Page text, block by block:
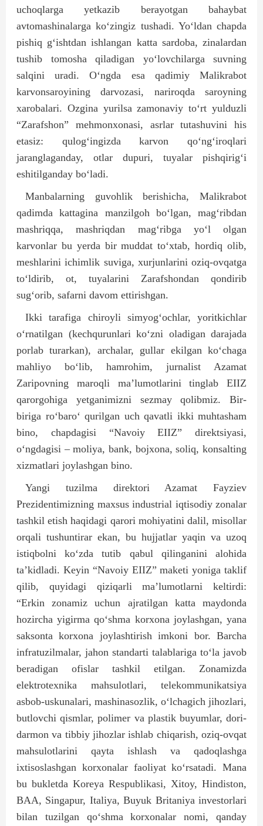
uchoqlarga yetkazib berayotgan bahaybat
avtomashinalarga ko‘zingiz tushadi. Yo‘ldan chapda
pishiq g‘ishtdan ishlangan katta sardoba, zinalardan
tushib tomosha qiladigan yo‘lovchilarga suvning
salqini uradi. O‘ngda esa qadimiy Malikrabot
karvonsaroyining darvozasi, nariroqda saroyning
xarobalari. Ozgina yurilsa zamonaviy to‘rt yulduzli
“Zarafshon” mehmonxonasi, asrlar tutashuvini his
etasiz: qulog‘ingizda karvon qo‘ng‘iroqlari
jaranglaganday, otlar dupuri, tuyalar pishqirig‘i
eshitilganday bo‘ladi.
Manbalarning guvohlik berishicha, Malikrabot
qadimda kattagina manzilgoh bo‘lgan, mag‘ribdan
mashriqqa, mashriqdan mag‘ribga yo‘l olgan
karvonlar bu yerda bir muddat to‘xtab, hordiq olib,
meshlarini ichimlik suviga, xurjunlarini oziq-ovqatga
to‘ldirib, ot, tuyalarini Zarafshondan qondirib
sug‘orib, safarni davom ettirishgan.
Ikki tarafiga chiroyli simyog‘ochlar, yoritkichlar
o‘rnatilgan (kechqurunlari ko‘zni oladigan darajada
porlab turarkan), archalar, gullar ekilgan ko‘chaga
mahliyo bo‘lib, hamrohim, jurnalist Azamat
Zaripovning maroqli ma’lumotlarini tinglab EIIZ
qarorgohiga yetganimizni sezmay qolibmiz. Bir-
biriga ro‘baro‘ qurilgan uch qavatli ikki muhtasham
bino, chapdagisi “Navoiy EIIZ” direktsiyasi,
o‘ngdagisi – moliya, bank, bojxona, soliq, konsalting
xizmatlari joylashgan bino.
Yangi tuzilma direktori Azamat Fayziev
Prezidentimizning maxsus industrial iqtisodiy zonalar
tashkil etish haqidagi qarori mohiyatini dalil, misollar
orqali tushuntirar ekan, bu hujjatlar yaqin va uzoq
istiqbolni ko‘zda tutib qabul qilinganini alohida
ta’kidladi. Keyin “Navoiy EIIZ” maketi yoniga taklif
qilib, quyidagi qiziqarli ma’lumotlarni keltirdi:
“Erkin zonamiz uchun ajratilgan katta maydonda
hozircha yigirma qo‘shma korxona joylashgan, yana
saksonta korxona joylashtirish imkoni bor. Barcha
infratuzilmalar, jahon standarti talablariga to‘la javob
beradigan ofislar tashkil etilgan. Zonamizda
elektrotexnika mahsulotlari, telekommunikatsiya
asbob-uskunalari, mashinasozlik, o‘lchagich jihozlari,
butlovchi qismlar, polimer va plastik buyumlar, dori-
darmon va tibbiy jihozlar ishlab chiqarish, oziq-ovqat
mahsulotlarini qayta ishlash va qadoqlashga
ixtisoslashgan korxonalar faoliyat ko‘rsatadi. Mana
bu bukletda Koreya Respublikasi, Xitoy, Hindiston,
BAA, Singapur, Italiya, Buyuk Britaniya investorlari
bilan tuzilgan qo‘shma korxonalar nomi, qanday